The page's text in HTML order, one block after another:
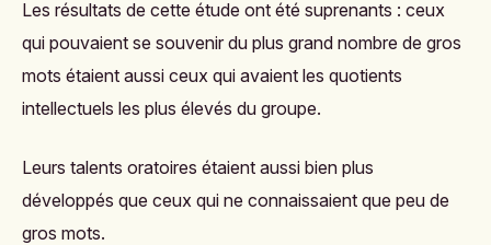
Les résultats de cette étude ont été suprenants : ceux
qui pouvaient se souvenir du plus grand nombre de gros
mots étaient aussi ceux qui avaient les quotients
intellectuels les plus élevés du groupe.
Leurs talents oratoires étaient aussi bien plus
développés que ceux qui ne connaissaient que peu de
gros mots.